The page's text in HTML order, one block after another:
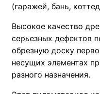
(гаражей, бань,
Высокое качество
серьезных дефектов
обрезную доску
несущих элементах
разного назначения.